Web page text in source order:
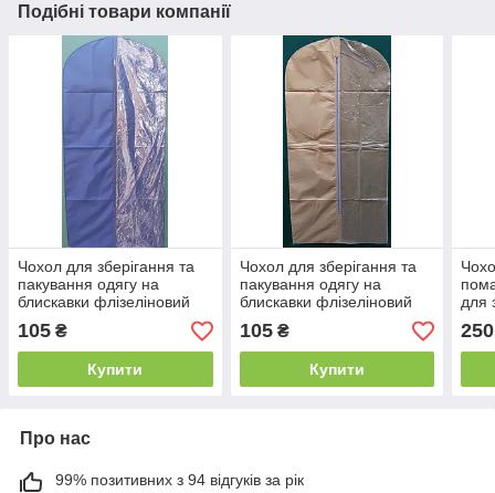
Подібні товари компанії
Чохол для зберігання та
пакування одягу на
блискавки флізеліновий
синього кольору. Розмір
60 см * 140 см.
105 ₴
Купити
Чохол для зберігання та
пакування одягу на
блискавки флізеліновий
бежевого кольору. Розмір
60 см * 140 см.
105₴
Купити
для
250
Про нас
99% позитивних з 94 відгуків за рік